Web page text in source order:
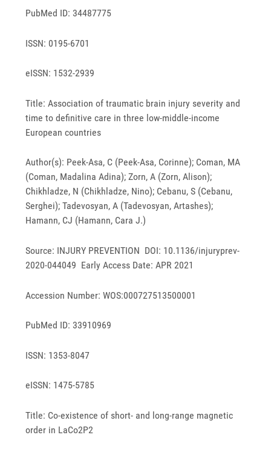
PubMed ID: 34487775
ISSN: 0195-6701
eISSN: 1532-2939
Title: Association of traumatic brain injury severity and
time to definitive care in three low-middle-income
European countries
Author(s): Peek-Asa, C (Peek-Asa, Corinne); Coman, MA
(Coman, Madalina Adina); Zorn, A (Zorn, Alison);
Chikhladze, N (Chikhladze, Nino); Cebanu, S (Cebanu,
Serghei); Tadevosyan, A (Tadevosyan, Artashes);
Hamann, CJ (Hamann, Cara J.)
Source: INJURY PREVENTION DOI: 10.1136/injuryprev-
2020-044049 Early Access Date: APR 2021
Accession Number: WOS:000727513500001
PubMed ID: 33910969
ISSN: 1353-8047
eISSN: 1475-5785
Title: Co-existence of short- and long-range magnetic
order in LaCo2P2